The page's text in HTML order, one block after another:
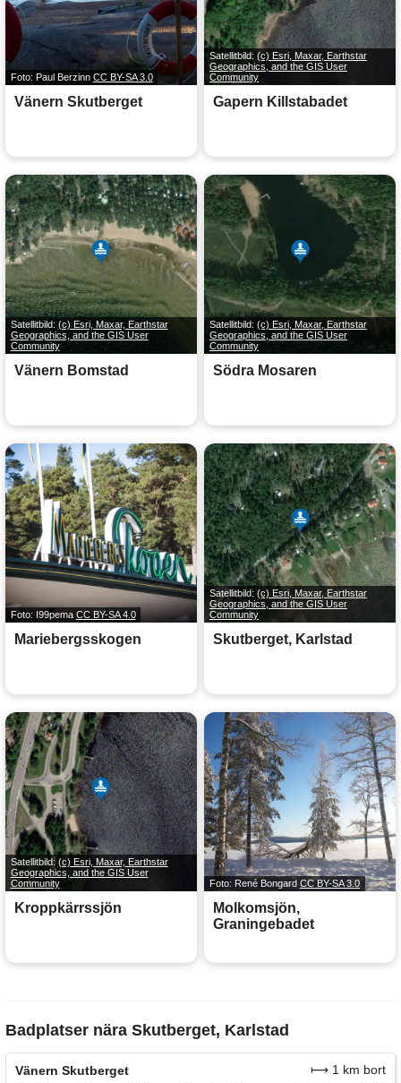
Foto: Paul Berzinn CC BY-SA 3.0
Vänern Skutberget
Satellitbild: (c) Esri, Maxar, Earthstar
Geographics, and the GIS User
Community
Gapern Killstabadet
Satellitbild: (c) Esri, Maxar, Earthstar
Geographics, and the GIS User
Community
Vänern Bomstad
Satellitbild: (c) Esri, Maxar, Earthstar
Geographics, and the GIS User
Community
Södra Mosaren
Foto: I99pema CC BY-SA 4.0
Mariebergsskogen
Satellitbild: (c) Esri, Maxar, Earthstar
Geographics, and the GIS User
Community
Skutberget, Karlstad
Satellitbild: (c) Esri, Maxar, Earthstar
Geographics, and the GIS User
Community
Kroppkärrssjön
Foto: René BongardCC BY-SA 3.0
Molkomsjön,
Graningebadet
Badplatser nära Skutberget, Karlstad
Vänern Skutberget
⟼ 1 km bort